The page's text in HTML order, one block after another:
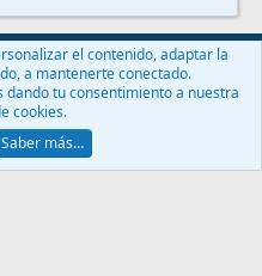
de privacidad
Ayuda
2024 XenForo Ltd.
el contenido, adaptar la
a mantenerte conectado.
tu consentimiento a nuestra
cookies.
Saber más…